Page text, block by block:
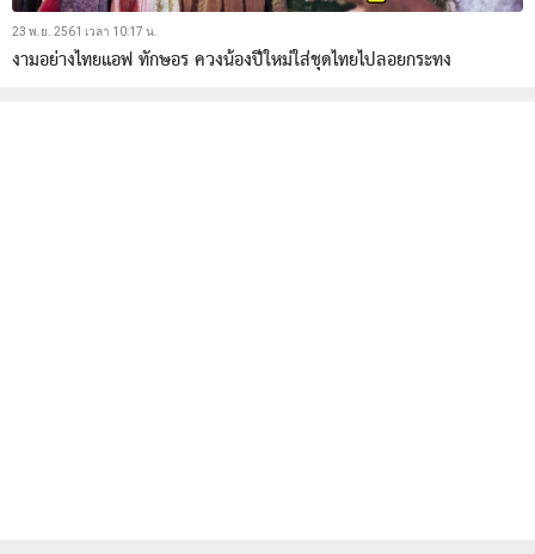
23 พ.ย. 2561 เวลา 10:17 น.
งามอย่างไทยแอฟ ทักษอร ควงน้องปีใหม่ใส่ชุดไทยไปลอยกระทง